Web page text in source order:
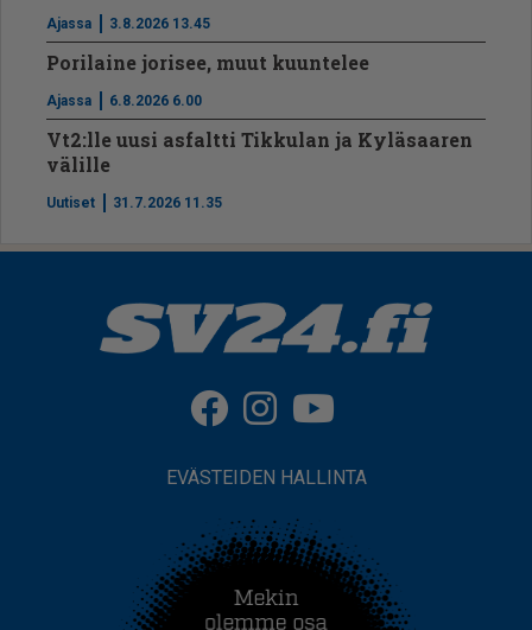
Ajassa 3.8.2026 13.45
Porilaine jorisee, muut kuuntelee
Ajassa 6.8.2026 6.00
Vt2:lle uusi asfaltti Tikkulan ja Kyläsaaren
välille
Uutiset 31.7.2026 11.35
EVÄSTEIDEN HALLINTA